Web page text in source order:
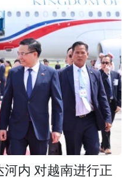
内 对越南进行正